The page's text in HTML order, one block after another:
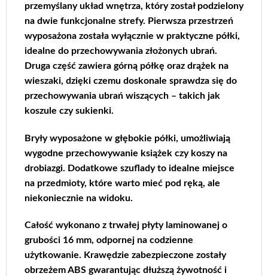
przemyślany układ wnętrza, który został podzielony
na dwie funkcjonalne strefy. Pierwsza przestrzeń
wyposażona została wyłącznie w praktyczne półki,
idealne do przechowywania złożonych ubrań.
Druga część zawiera górną półkę oraz drążek na
wieszaki, dzięki czemu doskonale sprawdza się do
przechowywania ubrań wiszących – takich jak
koszule czy sukienki.
Bryły wyposażone w głębokie półki, umożliwiają
wygodne przechowywanie książek czy koszy na
drobiazgi. Dodatkowe szuflady to idealne miejsce
na przedmioty, które warto mieć pod ręką, ale
niekoniecznie na widoku.
Całość wykonano z trwałej płyty laminowanej o
grubości 16 mm, odpornej na codzienne
użytkowanie. Krawędzie zabezpieczone zostały
obrzeżem ABS gwarantując dłuższą żywotność i